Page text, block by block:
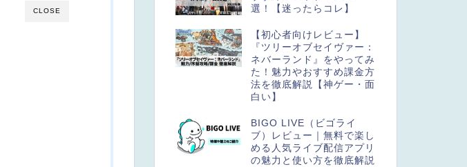
CLOSE
選！【迷ったらコレ】
【初心者向けレビュー】
『ツリーオブセイヴァー：
ネバーランド』をやってみ
た！魅力やおすすめ課金方
法を徹底解説【神ゲー・面
白い】
BIGO LIVE（ビゴライ
ブ）レビュー｜無料で楽し
める人気ライブ配信アプリ
の魅力と使い方を徹底解説